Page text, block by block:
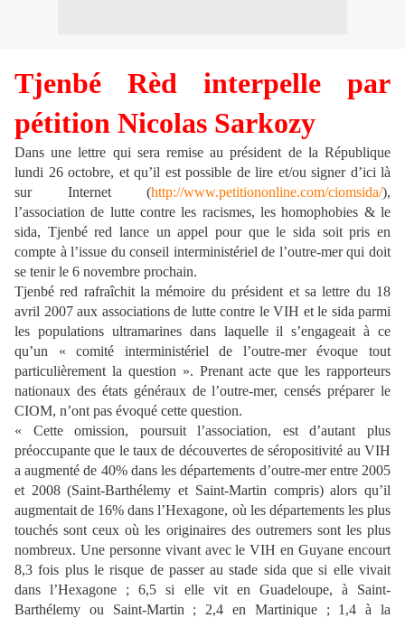
Tjenbé Rèd interpelle par
pétition Nicolas Sarkozy
Dans une lettre qui sera remise au président de la République
lundi 26 octobre, et qu’il est possible de lire et/ou signer d’ici là
sur Internet (http://www.petitiononline.com/ciomsida/),
l’association de lutte contre les racismes, les homophobies & le
sida, Tjenbé red lance un appel pour que le sida soit pris en
compte à l’issue du conseil interministériel de l’outre-mer qui doit
se tenir le 6 novembre prochain.
Tjenbé red rafraîchit la mémoire du président et sa lettre du 18
avril 2007 aux associations de lutte contre le VIH et le sida parmi
les populations ultramarines dans laquelle il s’engageait à ce
qu’un « comité interministériel de l’outre-mer évoque tout
particulièrement la question ». Prenant acte que les rapporteurs
nationaux des états généraux de l’outre-mer, censés préparer le
CIOM, n’ont pas évoqué cette question.
« Cette omission, poursuit l’association, est d’autant plus
préoccupante que le taux de découvertes de séropositivité au VIH
a augmenté de 40% dans les départements d’outre-mer entre 2005
et 2008 (Saint-Barthélemy et Saint-Martin compris) alors qu’il
augmentait de 16% dans l’Hexagone, où les départements les plus
touchés sont ceux où les originaires des outremers sont les plus
nombreux. Une personne vivant avec le VIH en Guyane encourt
8,3 fois plus le risque de passer au stade sida que si elle vivait
dans l’Hexagone ; 6,5 si elle vit en Guadeloupe, à Saint-
Barthélemy ou Saint-Martin ; 2,4 en Martinique ; 1,4 à la